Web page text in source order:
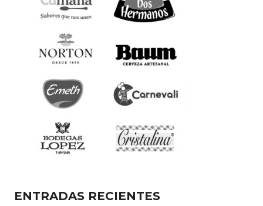
ENTRADAS RECIENTES